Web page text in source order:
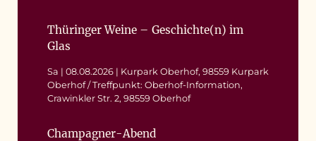
Thüringer Weine – Geschichte(n) im
Glas
Sa | 08.08.2026 | Kurpark Oberhof, 98559 Kurpark
Oberhof / Treffpunkt: Oberhof-Information,
Crawinkler Str. 2, 98559 Oberhof
Champagner-Abend